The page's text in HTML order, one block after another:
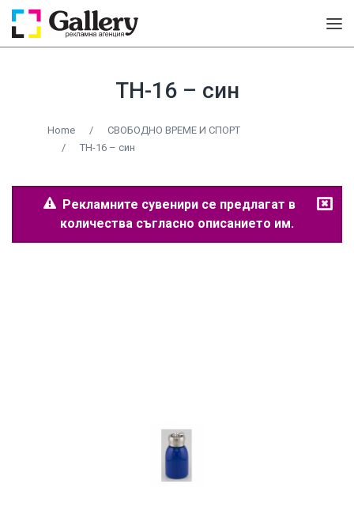
TH-16 – син
Home /
СВОБОДНО ВРЕМЕ И СПОРТ
/
TH-16 – син
Рекламните сувенири се предлагат в
количества съгласно описанието им.